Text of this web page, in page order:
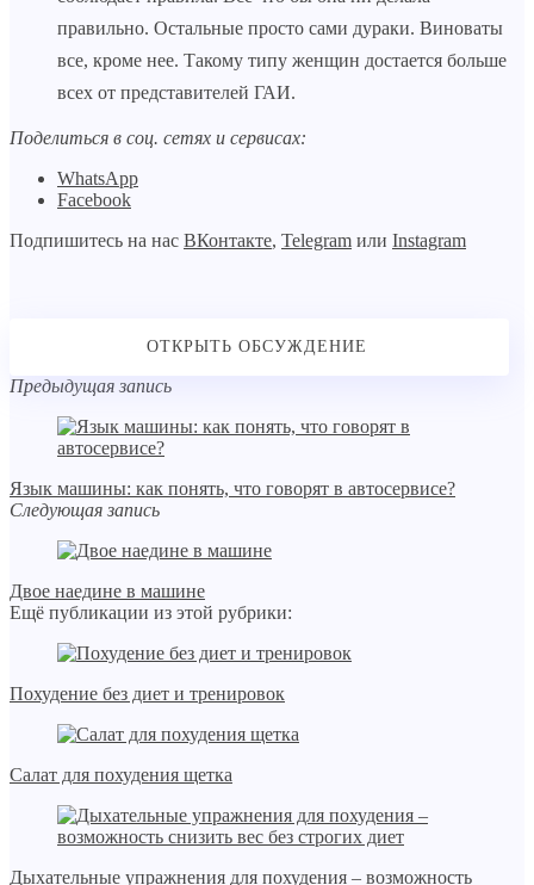
правильно. Остальные просто сами дураки. Виноваты
все, кроме нее. Такому типу женщин достается больше
всех от представителей ГАИ.
Поделиться в соц. сетях и сервисах:
WhatsApp
Facebook
Подпишитесь на нас ВКонтакте, Telegram или Instagram
Предыдущая запись
Язык машины: как понять, что говорят в автосервисе?
Следующая запись
Двое наедине в машине
Ещё публикации из этой рубрики:
Похудение без диет и тренировок
Салат для похудения щетка
Дыхательные упражнения для похудения – возможность